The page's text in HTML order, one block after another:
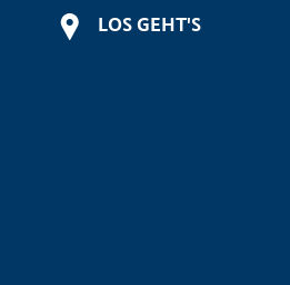
LOS GEHT'S